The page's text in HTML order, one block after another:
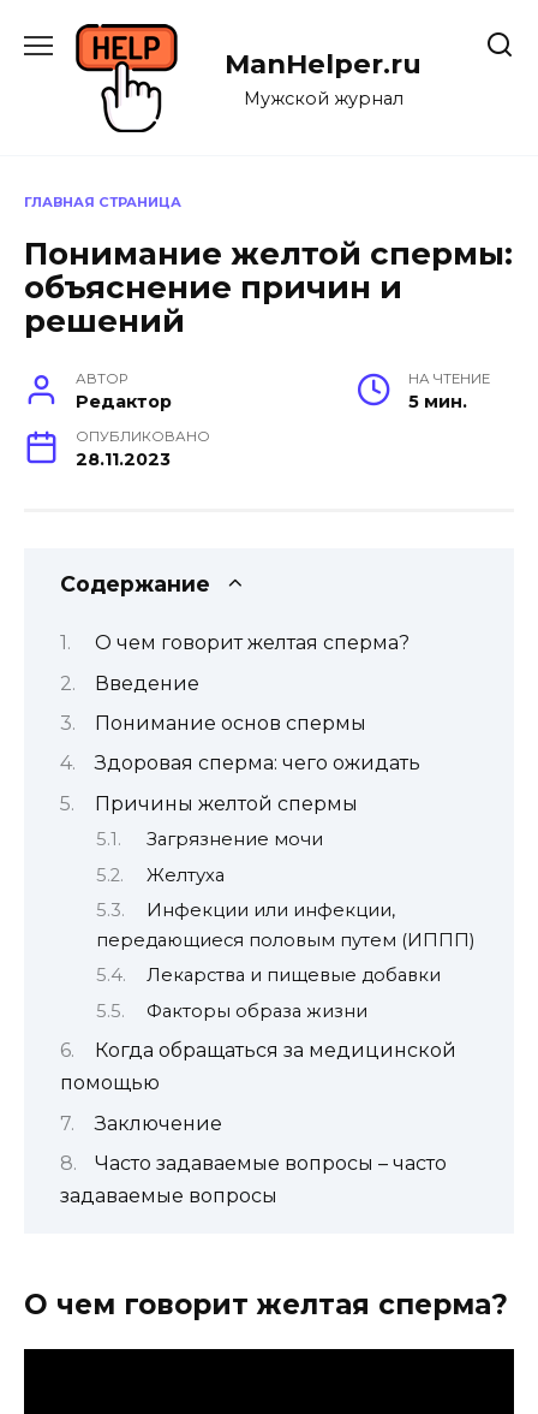
содержанию
ManHelper.ru
Мужской журнал
ГЛАВНАЯ СТРАНИЦА
Понимание желтой спермы:
объяснение причин и
решений
АВТОР
Редактор
НА ЧТЕНИЕ
5 мин.
ОПУБЛИКОВАНО
28.11.2023
Содержание
О чем говорит желтая сперма?
Введение
Понимание основ спермы
Здоровая сперма: чего ожидать
Причины желтой спермы
Загрязнение мочи
Желтуха
Инфекции или инфекции,
передающиеся половым путем (ИППП)
Лекарства и пищевые добавки
Факторы образа жизни
Когда обращаться за медицинской
помощью
Заключение
Часто задаваемые вопросы – часто
задаваемые вопросы
О чем говорит желтая сперма?